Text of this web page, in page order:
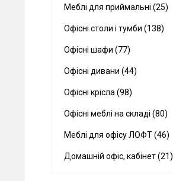
Меблі для приймальні (25)
Офісні столи і тумби (138)
Офісні шафи (77)
Офісні дивани (44)
Офісні крісла (98)
Офісні меблі на складі (80)
Меблі для офісу ЛОФТ (46)
Домашній офіс, кабінет (21)